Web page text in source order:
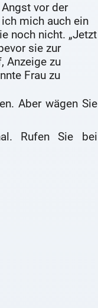
vor der
mich auch ein
noch nicht. „Jetzt
sie zur
Anzeige zu
Frau zu
Aber wägen Sie
Rufen Sie bei